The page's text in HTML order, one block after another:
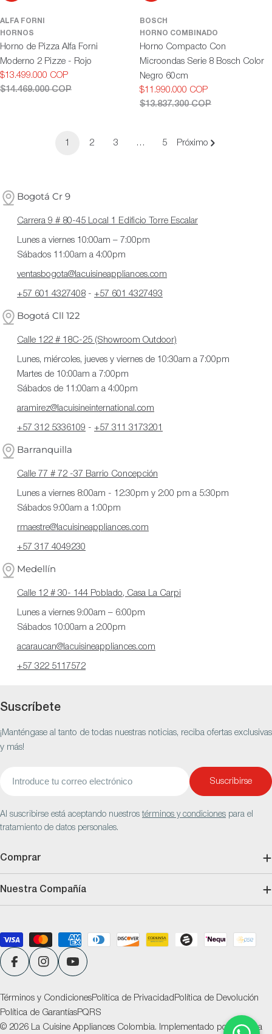
ALFA FORNI
HORNOS
Horno de Pizza Alfa Forni
Moderno 2 Pizze - Rojo
Precio
$13.499.000 COP
Precio
$14.469.000 COP
BOSCH
HORNO COMBINADO
Horno Compacto Con
Microondas Serie 8 Bosch Color
Negro 60cm
Precio
$11.990.000 COP
Precio
$13.837.300 COP
1 2 3 … 5 Próximo
Bogotá Cr 9
Carrera 9 # 80-45 Local 1 Edificio Torre Escalar
Lunes a viernes 10:00am – 7:00pm
Sábados 11:00am a 4:00pm
ventasbogota@lacuisineappliances.com
+57 601 4327408 - +57 601 4327493
Bogotá Cll 122
Calle 122 # 18C-25 (Showroom Outdoor)
Lunes, miércoles, jueves y viernes de 10:30am a 7:00pm
Martes de 10:00am a 7:00pm
Sábados de 11:00am a 4:00pm
aramirez@lacuisineinternational.com
+57 312 5336109 - +57 311 3173201
Barranquilla
Calle 77 # 72 -37 Barrio Concepción
Lunes a viernes 8:00am - 12:30pm y 2:00 pm a 5:30pm
Sábados 9:00am a 1:00pm
rmaestre@lacuisineappliances.com
+57 317 4049230
Medellín
Calle 12 # 30- 144 Poblado, Casa La Carpi
Lunes a viernes 9:00am – 6:00pm
Sábados 10:00am a 2:00pm
acaraucan@lacuisineappliances.com
+57 322 5117572
Suscríbete
¡Manténgase al tanto de todas nuestras noticias, reciba ofertas exclusivas
y más!
Suscribirse
Al suscribirse está aceptando nuestrostérminos y condiciones para el
tratamiento de datos personales.
Comprar
Nuestra Compañía
Métodos
de
pagoFacebookInstagramYouTube
© 2026 La Cuisine Appliances Colombia. Implementado por Ventana
Términos y CondicionesPolítica de Privacidad Política de Devolución
Política de GarantíasPQRS